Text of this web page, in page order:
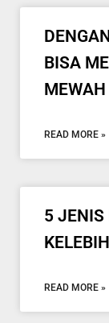
BISA
MEWAH
READ MORE »
5 JENIS
READ MORE »